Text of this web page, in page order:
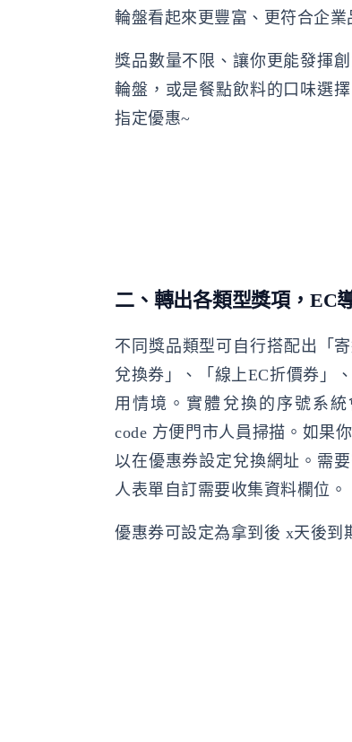
輪盤看起來更豐富、更符合企業
獎品數量不限、讓你更能發揮
輪盤，或是餐點飲料的口味選
指定優惠~
二、轉出各類型獎項，EC
不同獎品類型可自行搭配出「
兌換券」、「線上EC折價券」
用情境。實體兌換的序號系統
code 方便門市人員掃描。如果
以在優惠券設定兌換網址。需
人表單自訂需要收集資料欄位。
優惠券可設定為拿到後 x天後到